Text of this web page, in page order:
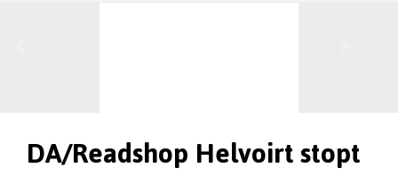
DA/Readshop Helvoirt stopt